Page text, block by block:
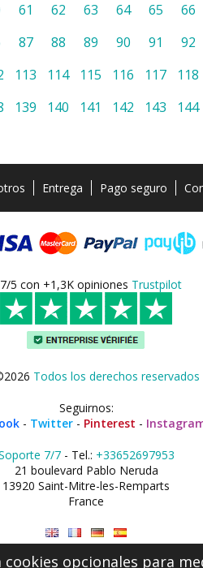
61 62 63 64 65 66
87 88 89 90 91 92
113 114 115 116 117 118
139 140 141 142 143 144
Entrega Pago seguro
5 con +1,3K opiniones Trustpilot
Todos los derechos reservados
Seguirnos:
- Twitter - Pinterest -
7/7- Tel.: +33652697953
21 boulevard Pablo Neruda
13920 Saint-Mitre-les-Remparts
France
opcionales para